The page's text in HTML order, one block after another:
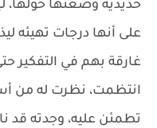
حديدية وضعتها حولها،
على أنها درجات تهيئه
غارقة بهم في التفكير
انتظمت، نظرت له من
تطمئن عليه، وجدته قد